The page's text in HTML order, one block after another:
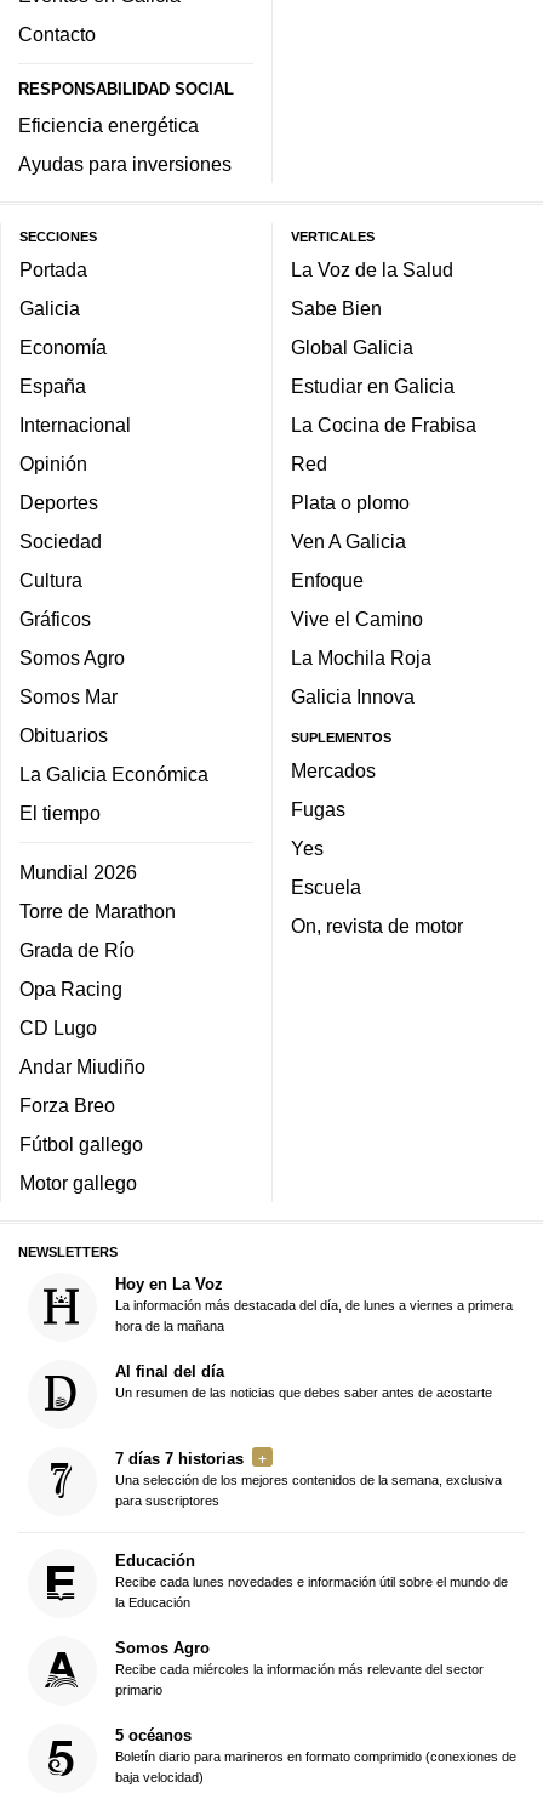
Contacto
RESPONSABILIDAD SOCIAL
Eficiencia energética
Ayudas para inversiones
SECCIONES
Portada
Galicia
Economía
España
Internacional
Opinión
Deportes
Sociedad
Cultura
Gráficos
Somos Agro
Somos Mar
Obituarios
La Galicia Económica
El tiempo
Mundial 2026
Torre de Marathon
Grada de Río
Opa Racing
CD Lugo
Andar Miudiño
Forza Breo
Fútbol gallego
Motor gallego
VERTICALES
La Voz de la Salud
Sabe Bien
Global Galicia
Estudiar en Galicia
La Cocina de Frabisa
Red
Plata o plomo
Ven A Galicia
Enfoque
Vive el Camino
La Mochila Roja
Galicia Innova
SUPLEMENTOS
Mercados
Fugas
Yes
Escuela
On, revista de motor
NEWSLETTERS
Hoy en La Voz
La información más destacada del día, de lunes a viernes a primera
hora de la mañana
Al final del día
Un resumen de las noticias que debes saber antes de acostarte
7 días 7 historias
Una selección de los mejores contenidos de la semana, exclusiva
para suscriptores
Educación
Recibe cada lunes novedades e información útil sobre el mundo de
la Educación
Somos Agro
Recibe cada miércoles la información más relevante del sector
primario
5 océanos
Boletín diario para marineros en formato comprimido (conexiones de
baja velocidad)